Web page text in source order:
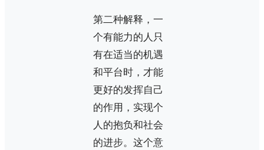
第二种解释，一
个有能力的人只
有在适当的机遇
和平台时，才能
更好的发挥自己
的作用，实现个
人的抱负和社会
的进步。这个意